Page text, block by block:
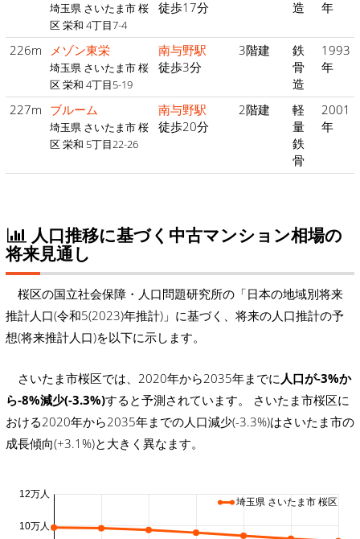
埼玉県 さいたま市 桜
区 栄和 4丁目7-4
徒歩17分
造
年
226m メゾン東栄
埼玉県 さいたま市 桜
区 栄和 4丁目5-19
南与野駅
徒歩3分
3階建
鉄
骨
造
1993
年
227m ブルーム
埼玉県 さいたま市 桜
区 栄和 5丁目22-26
南与野駅
徒歩20分
2階建
軽
量
鉄
骨
2001
年
人口推移に基づく中古マンション相場の
将来見通し
桜区の国立社会保障・人口問題研究所の「日本の地域別将来
推計人口(令和5(2023)年推計)」に基づく、将来の人口推計の予
想(将来推計人口)を以下に示します。
さいたま市桜区では、2020年から2035年までに 人口が-3%か
ら-8%減少(-3.3%)すると予測されています。 さいたま市桜区に
おける2020年から2035年までの人口減少(-3.3%)はさいたま市の
成長傾向(+3.1%)と大きく異なます。
10万人
12万人
埼玉県 さいたま市 桜区